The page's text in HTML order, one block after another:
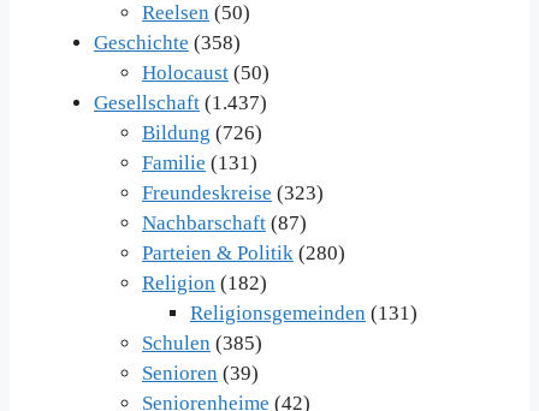
Reelsen (50)
Geschichte (358)
Holocaust (50)
Gesellschaft (1.437)
Bildung (726)
Familie (131)
Freundeskreise (323)
Nachbarschaft (87)
Parteien & Politik (280)
Religion (182)
Religionsgemeinden (131)
Schulen (385)
Senioren (39)
Seniorenheime (42)